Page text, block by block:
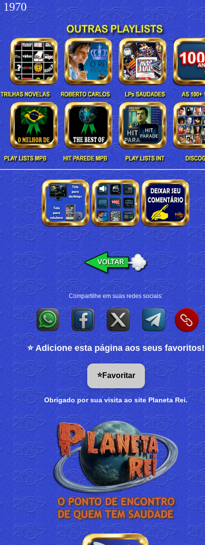
1970
Compartilhe em suas redes sociais:
⭐ Adicione esta página aos seus favoritos!
⭐Favoritar
Obrigado por sua visita ao site Planeta Rei.